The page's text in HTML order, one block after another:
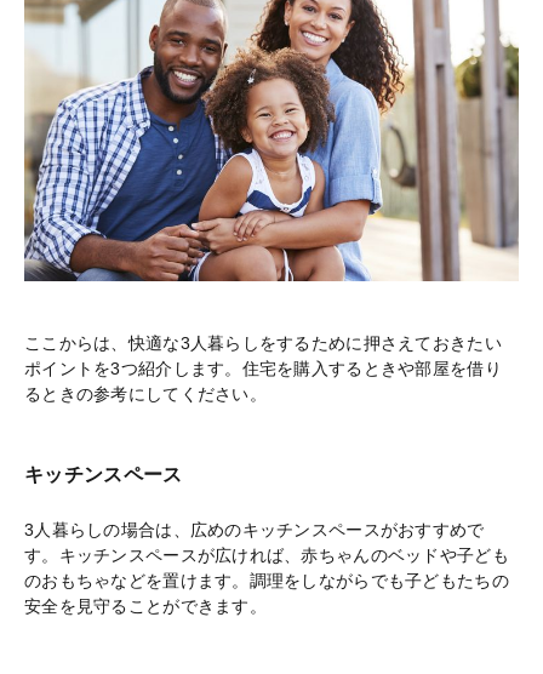
ここからは、快適な3人暮らしをするために押さえておきたい
ポイントを3つ紹介します。住宅を購入するときや部屋を借り
るときの参考にしてください。
キッチンスペース
3人暮らしの場合は、広めのキッチンスペースがおすすめで
す。キッチンスペースが広ければ、赤ちゃんのベッドや子ども
のおもちゃなどを置けます。調理をしながらでも子どもたちの
安全を見守ることができます。